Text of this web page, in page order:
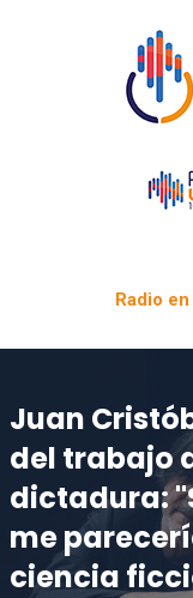
Radio en
Juan
del trabajo
dictadura:
me
ciencia